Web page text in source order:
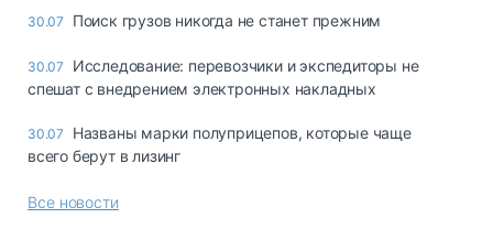
30.07 Поиск грузов никогда не станет прежним
30.07
Исследование: перевозчики и экспедиторы не
спешат с внедрением электронных накладных
30.07
Названы марки полуприцепов, которые чаще
всего берут в лизинг
Все новости